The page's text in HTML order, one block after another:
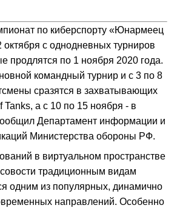
по киберспорту «Юнармеец
октября с однодневных турниров
продлятся по 1 ноября 2020 года.
командный турнир и с 3 по 8
сразятся в захватывающих
а с 10 по 15 ноября - в
Департамент информации и
Министерства обороны РФ.
в виртуальном пространстве
традиционным видам
одним из популярных, динамично
направлений. Особенно